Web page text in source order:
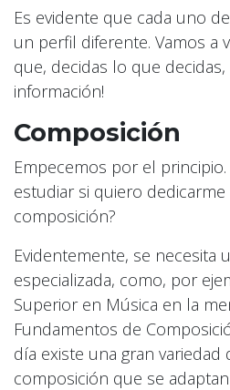
Es evidente que cada uno
un perfil diferente. Vamos a
que, decidas lo que decidas,
información!
Composición
Empecemos por el
estudiar si quiero
composición?
Evidentemente, se necesita
especializada, como, por
Superior en Música en la
Fundamentos de
día existe una gran variedad
composición que se